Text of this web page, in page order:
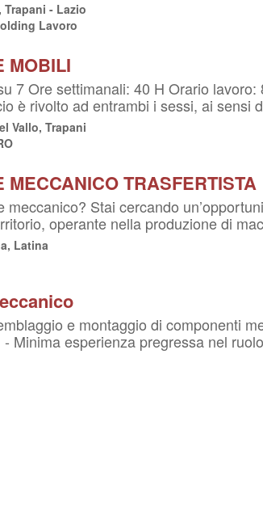
Trapani - Lazio
Lavoro
MOBILI
7 Ore settimanali: 40 H Orario
è rivolto ad entrambi i sessi, ai sensi
Vallo, Trapani
MECCANICO TRASFERTISTA
meccanico? Stai cercando
operante nella produzione di
Latina
e montaggio di componenti
Minima esperienza pregressa nel